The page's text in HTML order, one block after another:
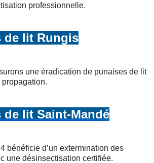
professionnelle.
de lit Rungis
une éradication de punaises de lit
de lit Saint-Mandé
bénéficie d’un extermination des
une désinsectisation certifiée.